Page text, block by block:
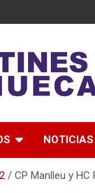
NOTICIAS
2 CP Manlleu y